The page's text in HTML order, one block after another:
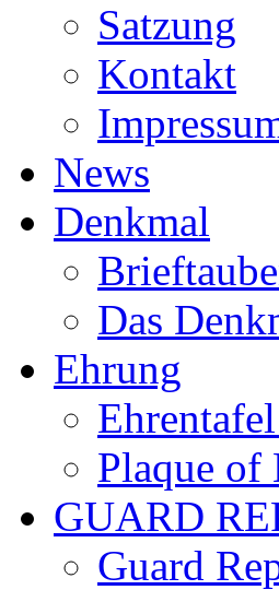
Satzung
Kontakt
News
Denkmal
Das
Ehrung
Plaque of
GUARD
Guard